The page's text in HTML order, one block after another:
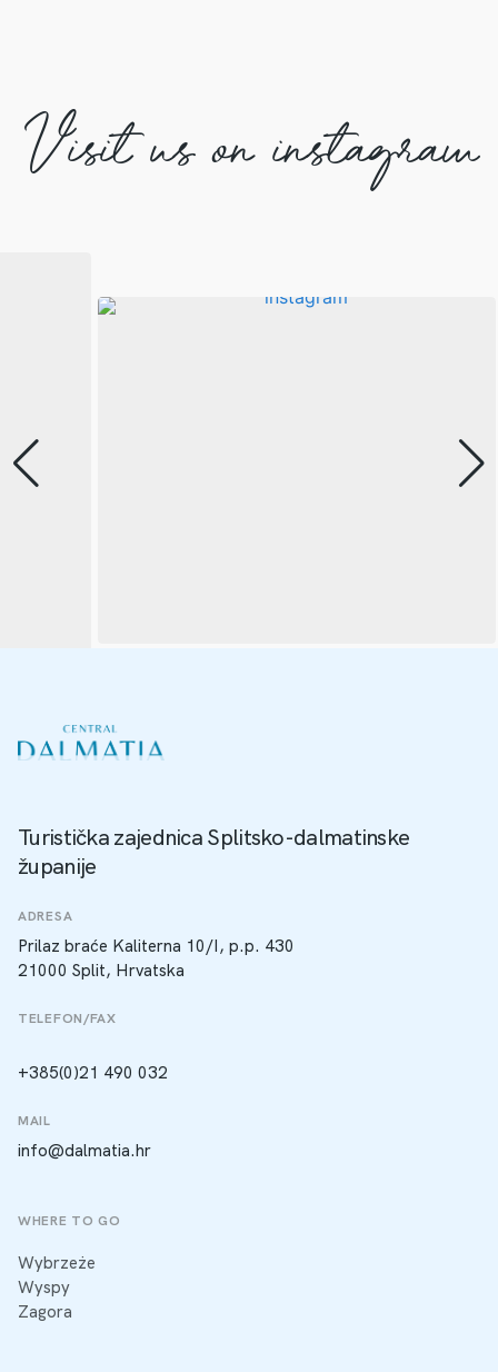
Visit us on instagram
Turistička zajednica Splitsko-dalmatinske
županije
ADRESA
Prilaz braće Kaliterna 10/I, p.p. 430
21000 Split, Hrvatska
TELEFON/FAX
+385(0)21 490 032
MAIL
info@dalmatia.hr
WHERE TO GO
Wybrzeże
Wyspy
Zagora